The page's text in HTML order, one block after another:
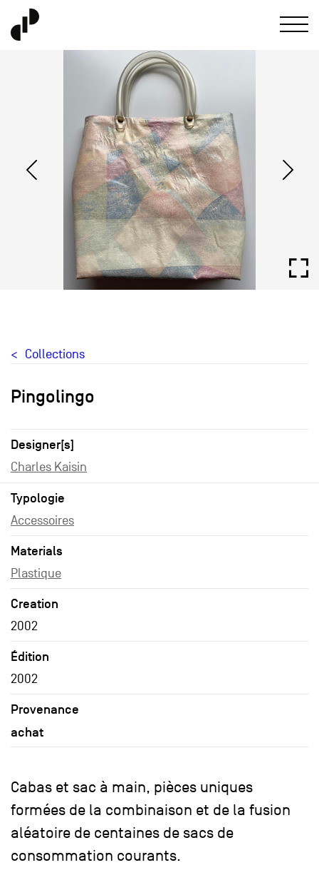
Collections
Pingolingo
Designer[s]
Charles Kaisin
Typologie
Accessoires
Materials
Plastique
Creation
2002
Édition
2002
Provenance
achat
Cabas et sac à main, pièces uniques
formées de la combinaison et de la fusion
aléatoire de centaines de sacs de
consommation courants.